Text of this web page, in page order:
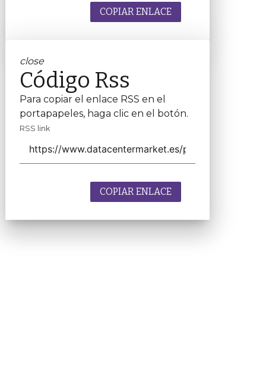
COPIAR ENLACE
close
Código Rss
Para copiar el enlace RSS en el
portapapeles, haga clic en el botón.
RSS link
COPIAR ENLACE